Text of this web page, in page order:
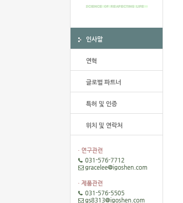
인사말
연혁
글로벌 파트너
특허 및 인증
위치 및 연락처